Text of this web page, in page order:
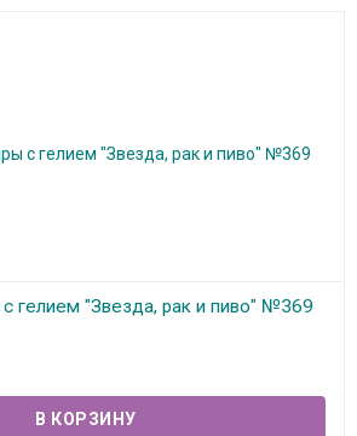
гелием "Звезда, рак и пиво" №369